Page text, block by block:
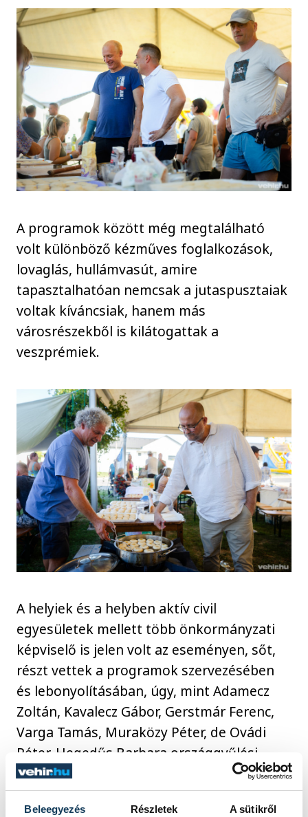
Beleegyezés Részletek A sütikről
A programok között még megtalálható
volt különböző kézműves foglalkozások,
lovaglás, hullámvasút, amire
tapasztalhatóan nemcsak a jutaspusztaiak
voltak kíváncsiak, hanem más
városrészekből is kilátogattak a
veszprémiek.
A helyiek és a helyben aktív civil
egyesületek mellett több önkormányzati
képviselő is jelen volt az eseményen, sőt,
részt vettek a programok szervezésében
és lebonyolításában, úgy, mint Adamecz
Zoltán, Kavalecz Gábor, Gerstmár Ferenc,
Varga Tamás, Muraközy Péter, de Ovádi
Péter, Hegedűs Barbara országgyűlési
képviselők, valamint a DK jövő évi
országgyűlési képviselőjelöltje, Hrabovszki